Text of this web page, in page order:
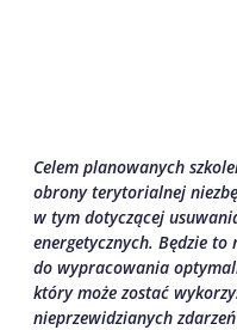
Celem planowanych
obrony terytorialnej
w tym dotyczącej
energetycznych. Będzie to
do wypracowania
który może zostać
nieprzewidzianych